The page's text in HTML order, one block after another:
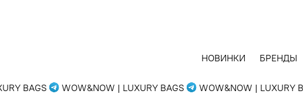
НОВИНКИ БРЕНДЫ
BAGS WOW&NOW | LUXURY BAGS WOW&NOW | LUXURY